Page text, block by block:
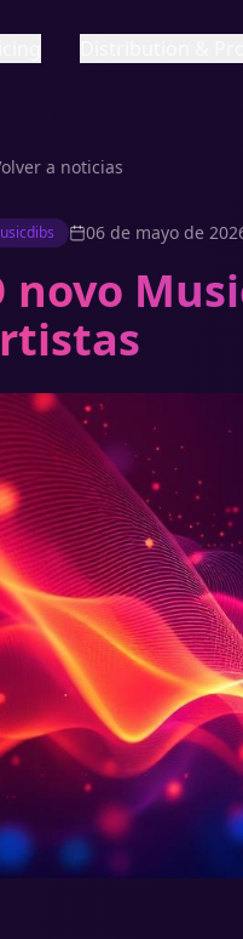
a noticias
06 de mayo de
novo